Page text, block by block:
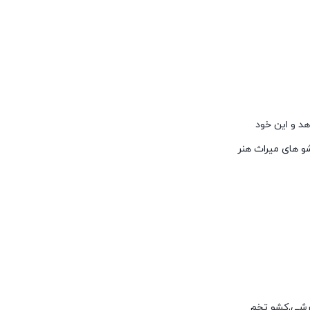
و این خود
های میراث هنر
برشی,کشو تخم